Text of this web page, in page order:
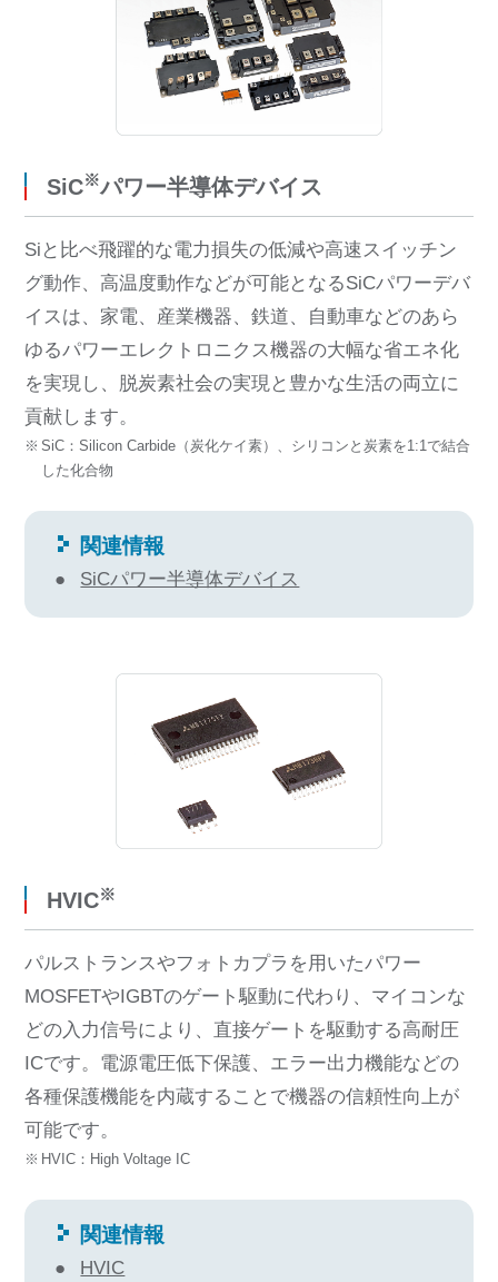
SiC※パワー半導体デバイス
Siと比べ飛躍的な電力損失の低減や高速スイッチン
グ動作、高温度動作などが可能となるSiCパワーデバ
イスは、家電、産業機器、鉄道、自動車などのあら
ゆるパワーエレクトロニクス機器の大幅な省エネ化
を実現し、脱炭素社会の実現と豊かな生活の両立に
貢献します。
SiC：Silicon Carbide（炭化ケイ素）、シリコンと炭素を1:1で結合
した化合物
関連情報
SiCパワー半導体デバイス
HVIC※
パルストランスやフォトカプラを用いたパワー
MOSFETやIGBTのゲート駆動に代わり、マイコンな
どの入力信号により、直接ゲートを駆動する高耐圧
ICです。電源電圧低下保護、エラー出力機能などの
各種保護機能を内蔵することで機器の信頼性向上が
可能です。
HVIC：High Voltage IC
関連情報
HVIC